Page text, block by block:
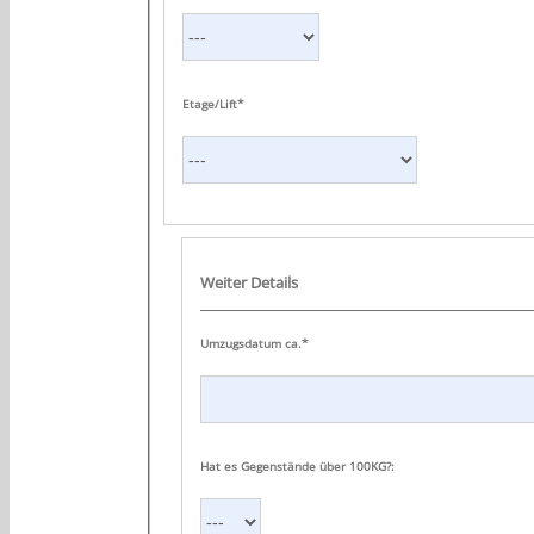
Etage/Lift*
Weiter Details
Umzugsdatum ca.*
Hat es Gegenstände über 100KG?: